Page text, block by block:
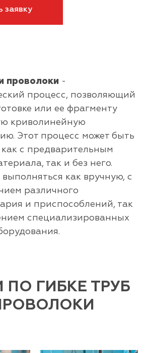
заявку
проволоки -
процесс, позволяющий
или ее фрагменту
криволинейную
Этот процесс может быть
с предварительным
так и без него.
выполняться как вручную, с
различного
и приспособлений, так
специализированных
ПО ГИБКЕ ТРУБ